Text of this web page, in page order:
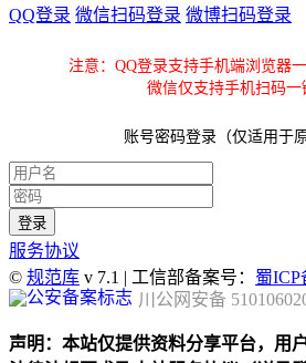
QQ登录 微信扫码登录 微博扫码登录
注意：QQ登录支持手机端浏览器
微信仅支持手机扫码一
账号密码登录（仅适用于
服务协议
© 规范库 v 7.1 | 工信部备案号： 蜀ICP
川公网安备
声明：本站仅提供资料分享平台，用